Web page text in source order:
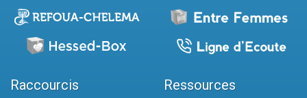
Raccourcis Ressources